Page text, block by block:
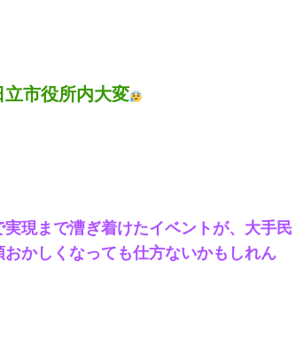
市役所内大変
現まで漕ぎ着けたイベントが、大手民
かしくなっても仕方ないかもしれん